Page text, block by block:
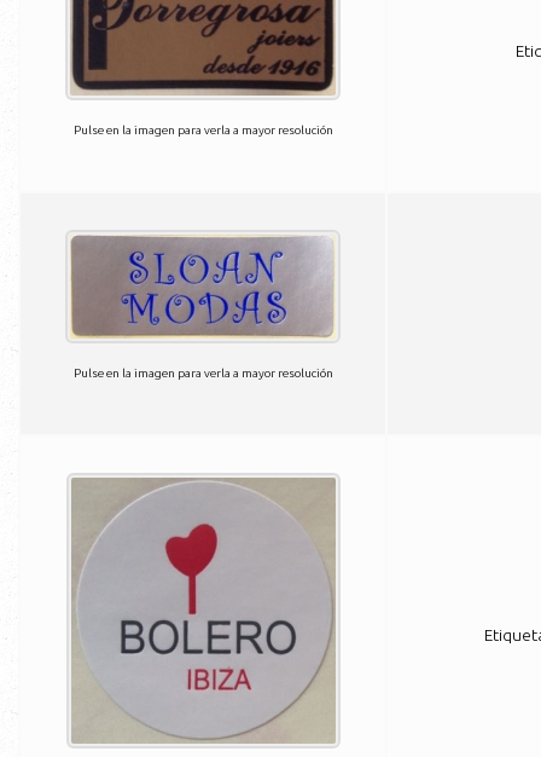
Pulse en la imagen para verla a mayor resolución
Pulse en la imagen para verla a mayor resolución